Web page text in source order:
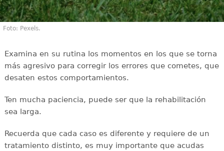
Foto: Pexels.
Examina en su rutina los momentos en los que se torna
más agresivo para corregir los errores que cometes, que
desaten estos comportamientos.
Ten mucha paciencia, puede ser que la rehabilitación
sea larga.
Recuerda que cada caso es diferente y requiere de un
tratamiento distinto, es muy importante que acudas